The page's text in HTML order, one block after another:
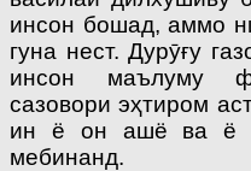
инсон бошад, аммо
гуна нест. Дурӯғу
инсон маълуму
сазовори эҳтиром
ин ё он ашё ва ё
мебинанд.